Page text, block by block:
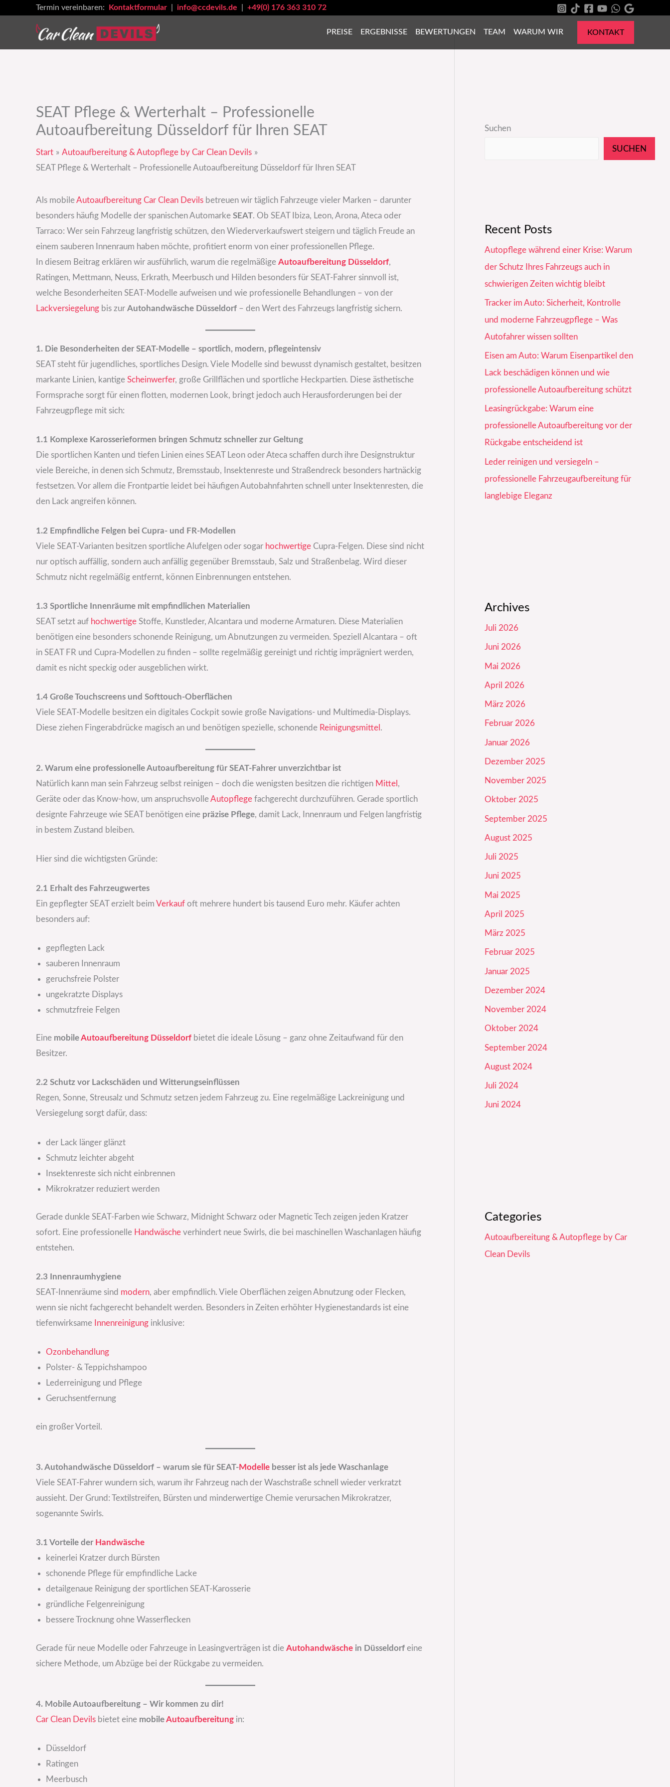
Termin vereinbaren: Kontaktformular info@ccdevils.de +49(0) 176 363 310 72
PREISE ERGEBNISSE BEWERTUNGEN TEAM WARUM WIR KONTAKT
SEAT Pflege & Werterhalt – Professionelle
Autoaufbereitung Düsseldorf für Ihren SEAT
Start
Autoaufbereitung & Autopflege by Car Clean Devils
SEAT Pflege & Werterhalt – Professionelle Autoaufbereitung Düsseldorf für Ihren SEAT
Als mobileAutoaufbereitung Car Clean Devils betreuen wir täglich Fahrzeuge vieler Marken – darunter
besonders häufig Modelle der spanischen Automarke SEAT. Ob SEAT Ibiza, Leon, Arona, Ateca oder
Tarraco: Wer sein Fahrzeug langfristig schützen, den Wiederverkaufswert steigern und täglich Freude an
einem sauberen Innenraum haben möchte, profitiert enorm von einer professionellen Pflege.
In diesem Beitrag erklären wir ausführlich, warum die regelmäßige Autoaufbereitung Düsseldorf,
Ratingen, Mettmann, Neuss, Erkrath, Meerbusch und Hilden besonders für SEAT-Fahrer sinnvoll ist,
welche Besonderheiten SEAT-Modelle aufweisen und wie professionelle Behandlungen – von der
Lackversiegelung bis zur Autohandwäsche Düsseldorf – den Wert des Fahrzeugs langfristig sichern.
1. Die Besonderheiten der SEAT-Modelle – sportlich, modern, pflegeintensiv
SEAT steht für jugendliches, sportliches Design. Viele Modelle sind bewusst dynamisch gestaltet, besitzen
markante Linien, kantige Scheinwerfer, große Grillflächen und sportliche Heckpartien. Diese ästhetische
Formsprache sorgt für einen flotten, modernen Look, bringt jedoch auch Herausforderungen bei der
Fahrzeugpflege mit sich:
1.1 Komplexe Karosserieformen bringen Schmutz schneller zur Geltung
Die sportlichen Kanten und tiefen Linien eines SEAT Leon oder Ateca schaffen durch ihre Designstruktur
viele Bereiche, in denen sich Schmutz, Bremsstaub, Insektenreste und Straßendreck besonders hartnäckig
festsetzen. Vor allem die Frontpartie leidet bei häufigen Autobahnfahrten schnell unter Insektenresten, die
den Lack angreifen können.
1.2 Empfindliche Felgen bei Cupra- und FR-Modellen
Viele SEAT-Varianten besitzen sportliche Alufelgen oder sogar hochwertige Cupra-Felgen. Diese sind nicht
nur optisch auffällig, sondern auch anfällig gegenüber Bremsstaub, Salz und Straßenbelag. Wird dieser
Schmutz nicht regelmäßig entfernt, können Einbrennungen entstehen.
1.3 Sportliche Innenräume mit empfindlichen Materialien
SEAT setzt auf hochwertige Stoffe, Kunstleder, Alcantara und moderne Armaturen. Diese Materialien
benötigen eine besonders schonende Reinigung, um Abnutzungen zu vermeiden. Speziell Alcantara – oft
in SEAT FR und Cupra-Modellen zu finden – sollte regelmäßig gereinigt und richtig imprägniert werden,
damit es nicht speckig oder ausgeblichen wirkt.
1.4 Große Touchscreens und Softtouch-Oberflächen
Viele SEAT-Modelle besitzen ein digitales Cockpit sowie große Navigations- und Multimedia-Displays.
Diese ziehen Fingerabdrücke magisch an und benötigen spezielle, schonende Reinigungsmittel .
2. Warum eine professionelle Autoaufbereitung für SEAT-Fahrer unverzichtbar ist
Natürlich kann man sein Fahrzeug selbst reinigen – doch die wenigsten besitzen die richtigen Mittel ,
Geräte oder das Know-how, um anspruchsvolleAutopflege fachgerecht durchzuführen. Gerade sportlich
designte Fahrzeuge wie SEAT benötigen eine präzise Pflege, damit Lack, Innenraum und Felgen langfristig
in bestem Zustand bleiben.
Hier sind die wichtigsten Gründe:
2.1 Erhalt des Fahrzeugwertes
Ein gepflegter SEAT erzielt beim Verkauf oft mehrere hundert bis tausend Euro mehr. Käufer achten
besonders auf:
gepflegten Lack
sauberen Innenraum
geruchsfreie Polster
ungekratzte Displays
schmutzfreie Felgen
Eine mobileAutoaufbereitung Düsseldorf bietet die ideale Lösung – ganz ohne Zeitaufwand für den
Besitzer.
2.2 Schutz vor Lackschäden und Witterungseinflüssen
Regen, Sonne, Streusalz und Schmutz setzen jedem Fahrzeug zu. Eine regelmäßige Lackreinigung und
Versiegelung sorgt dafür, dass:
der Lack länger glänzt
Schmutz leichter abgeht
Insektenreste sich nicht einbrennen
Mikrokratzer reduziert werden
Gerade dunkle SEAT-Farben wie Schwarz, Midnight Schwarz oder Magnetic Tech zeigen jeden Kratzer
sofort. Eine professionelle Handwäsche verhindert neue Swirls, die bei maschinellen Waschanlagen häufig
entstehen.
2.3 Innenraumhygiene
SEAT-Innenräume sind modern, aber empfindlich. Viele Oberflächen zeigen Abnutzung oder Flecken,
wenn sie nicht fachgerecht behandelt werden. Besonders in Zeiten erhöhter Hygienestandards ist eine
tiefenwirksame Innenreinigung inklusive:
Ozonbehandlung
Polster- & Teppichshampoo
Lederreinigung und Pflege
Geruchsentfernung
ein großer Vorteil.
3. Autohandwäsche Düsseldorf – warum sie für SEAT-Modelle besser ist als jede Waschanlage
Viele SEAT-Fahrer wundern sich, warum ihr Fahrzeug nach der Waschstraße schnell wieder verkratzt
aussieht. Der Grund: Textilstreifen, Bürsten und minderwertige Chemie verursachen Mikrokratzer,
sogenannte Swirls.
3.1 Vorteile der Handwäsche
keinerlei Kratzer durch Bürsten
schonende Pflege für empfindliche Lacke
detailgenaue Reinigung der sportlichen SEAT-Karosserie
gründliche Felgenreinigung
bessere Trocknung ohne Wasserflecken
Gerade für neue Modelle oder Fahrzeuge in Leasingverträgen ist die Autohandwäsche in Düsseldorf eine
sichere Methode, um Abzüge bei der Rückgabe zu vermeiden.
4. Mobile Autoaufbereitung – Wir kommen zu dir!
Car Clean Devils bietet eine mobileAutoaufbereitung in:
Düsseldorf
Ratingen
Meerbusch
Suchen
SUCHEN
Recent Posts
Autopflege während einer Krise: Warum
der Schutz Ihres Fahrzeugs auch in
schwierigen Zeiten wichtig bleibt
Tracker im Auto: Sicherheit, Kontrolle
und moderne Fahrzeugpflege – Was
Autofahrer wissen sollten
Eisen am Auto: Warum Eisenpartikel den
Lack beschädigen können und wie
professionelle Autoaufbereitung schützt
Leasingrückgabe: Warum eine
professionelle Autoaufbereitung vor der
Rückgabe entscheidend ist
Leder reinigen und versiegeln –
professionelle Fahrzeugaufbereitung für
langlebige Eleganz
Archives
Juli 2026
Juni 2026
Mai 2026
April 2026
März 2026
Februar 2026
Januar 2026
Dezember 2025
November 2025
Oktober 2025
September 2025
August 2025
Juli 2025
Juni 2025
Mai 2025
April 2025
März 2025
Februar 2025
Januar 2025
Dezember 2024
November 2024
Oktober 2024
September 2024
August 2024
Juli 2024
Juni 2024
Categories
Autoaufbereitung & Autopflege by Car
Clean Devils